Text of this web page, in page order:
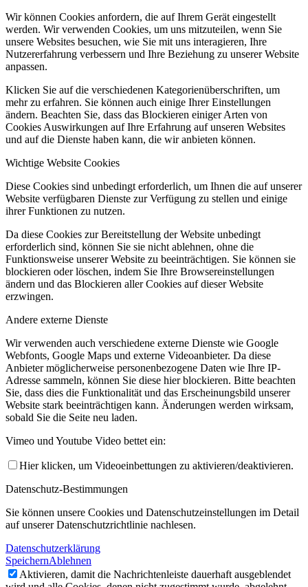
Wir können Cookies anfordern, die auf Ihrem Gerät eingestellt
werden. Wir verwenden Cookies, um uns mitzuteilen, wenn Sie
unsere Websites besuchen, wie Sie mit uns interagieren, Ihre
Nutzererfahrung verbessern und Ihre Beziehung zu unserer Website
anpassen.
Klicken Sie auf die verschiedenen Kategorienüberschriften, um
mehr zu erfahren. Sie können auch einige Ihrer Einstellungen
ändern. Beachten Sie, dass das Blockieren einiger Arten von
Cookies Auswirkungen auf Ihre Erfahrung auf unseren Websites
und auf die Dienste haben kann, die wir anbieten können.
Wichtige Website Cookies
Diese Cookies sind unbedingt erforderlich, um Ihnen die auf unserer
Website verfügbaren Dienste zur Verfügung zu stellen und einige
ihrer Funktionen zu nutzen.
Da diese Cookies zur Bereitstellung der Website unbedingt
erforderlich sind, können Sie sie nicht ablehnen, ohne die
Funktionsweise unserer Website zu beeinträchtigen. Sie können sie
blockieren oder löschen, indem Sie Ihre Browsereinstellungen
ändern und das Blockieren aller Cookies auf dieser Website
erzwingen.
Andere externe Dienste
Wir verwenden auch verschiedene externe Dienste wie Google
Webfonts, Google Maps und externe Videoanbieter. Da diese
Anbieter möglicherweise personenbezogene Daten wie Ihre IP-
Adresse sammeln, können Sie diese hier blockieren. Bitte beachten
Sie, dass dies die Funktionalität und das Erscheinungsbild unserer
Website stark beeinträchtigen kann. Änderungen werden wirksam,
sobald Sie die Seite neu laden.
Vimeo und Youtube Video bettet ein:
Hier klicken, um Videoeinbettungen zu aktivieren/deaktivieren.
Datenschutz-Bestimmungen
Sie können unsere Cookies und Datenschutzeinstellungen im Detail
auf unserer Datenschutzrichtlinie nachlesen.
Datenschutzerklärung
SpeichernAblehnen
Aktivieren, damit die Nachrichtenleiste dauerhaft ausgeblendet